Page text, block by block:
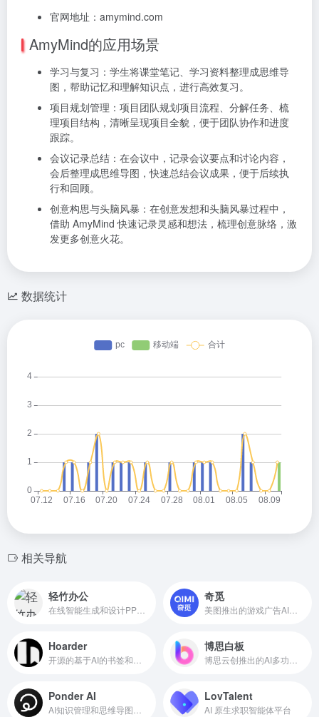
官网地址：amymind.com
AmyMind的应用场景
学习与复习：学生将课堂笔记、学习资料整理成思维导
图，帮助记忆和理解知识点，进行高效复习。
项目规划管理：项目团队规划项目流程、分解任务、梳
理项目结构，清晰呈现项目全貌，便于团队协作和进度
跟踪。
会议记录总结：在会议中，记录会议要点和讨论内容，
会后整理成思维导图，快速总结会议成果，便于后续执
行和回顾。
创意构思与头脑风暴：在创意发想和头脑风暴过程中，
借助 AmyMind 快速记录灵感和想法，梳理创意脉络，激
发更多创意火花。
数据统计
相关导航
轻竹办公 奇觅
Hoarder 博思白板
Ponder AI LovTalent
AI 原生求职智能体平台